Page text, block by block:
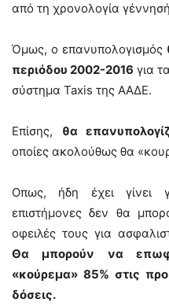
από τη χρονολογία
Όμως, ο επανυπολογισμός
περιόδου 2002-2016 για
σύστημα Taxis της ΑΑΔΕ.
Επίσης, θα
οποίες ακολούθως θα
Οπως, ήδη έχει γίνει
επιστήμονες δεν θα
οφειλές τους για
Θα μπορούν να
«κούρεμα» 85% στις
δόσεις.